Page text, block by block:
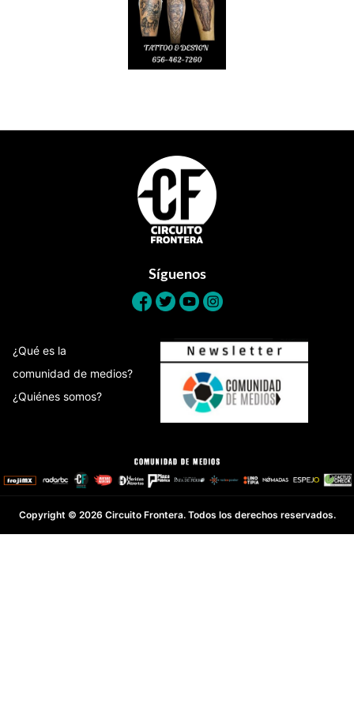
Síguenos
¿Qué es la
comunidad de medios?
¿Quiénes somos?
Copyright © 2026 Circuito Frontera. Todos los derechos reservados.